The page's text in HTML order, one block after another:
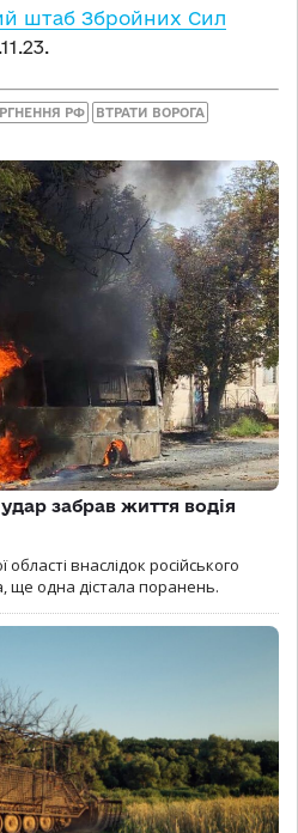
штаб Збройних Сил
РФ ВТРАТИ ВОРОГА
забрав життя водія
внаслідок російського
ще одна дістала поранень.